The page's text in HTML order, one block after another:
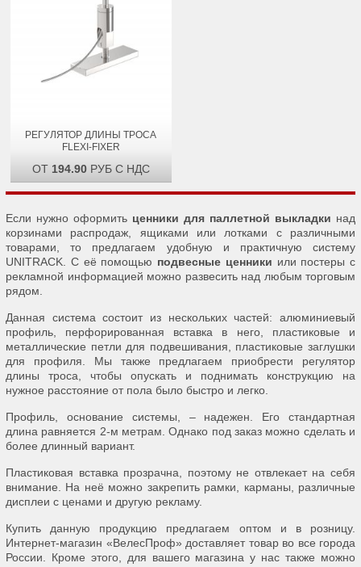
РЕГУЛЯТОР ДЛИНЫ ТРОСА
FLEXI-FIXER
ОТ 194.90РУБ С НДС
Если нужно оформить ценники для паллетной выкладки над
корзинами распродаж, ящиками или лотками с различными
товарами, то предлагаем удобную и практичную систему
UNITRACK. С её помощью подвесные ценники или постеры с
рекламной информацией можно развесить над любым торговым
рядом.
Данная система состоит из нескольких частей: алюминиевый
профиль, перфорированная вставка в него, пластиковые и
металлические петли для подвешивания, пластиковые заглушки
для профиля. Мы также предлагаем приобрести регулятор
длины троса, чтобы опускать и поднимать конструкцию на
нужное расстояние от пола было быстро и легко.
Профиль, основание системы, – надежен. Его стандартная
длина равняется 2-м метрам. Однако под заказ можно сделать и
более длинный вариант.
Пластиковая вставка прозрачна, поэтому не отвлекает на себя
внимание. На неё можно закрепить рамки, карманы, различные
дисплеи с ценами и другую рекламу.
Купить данную продукцию предлагаем оптом и в розницу.
Интернет-магазин «ВелесПроф» доставляет товар во все города
России. Кроме этого, для вашего магазина у нас также можно